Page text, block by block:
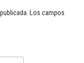
Los campos